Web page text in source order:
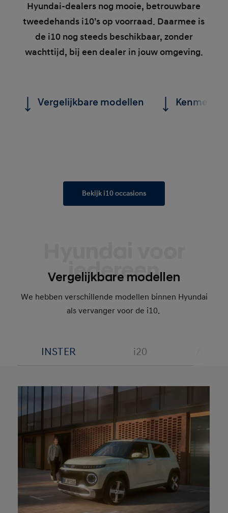
Hyundai‑dealers nog mooie, betrouwbare
tweedehands i10’s op voorraad. Daarmee is
de i10 nog steeds beschikbaar, zonder
wachttijd, bij een dealer in jouw omgeving.
Vergelijkbare modellen
Bekijk i10 occasions
iedereen
Vergelijkbare modellen
We hebben verschillende modellen binnen Hyundai
als vervanger voor de i10.
INSTER i20